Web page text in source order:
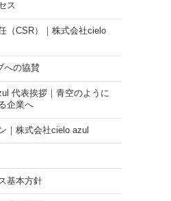
ス
（CSR）｜株式会社cielo
への協賛
代表挨拶｜青空のように
企業へ
｜株式会社cielo azul
基本方針